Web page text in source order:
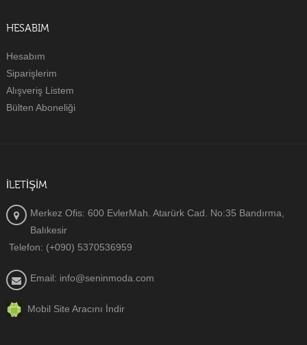
HESABIM
Hesabım
Siparişlerim
Alışveriş Listem
Bülten Aboneliği
İLETIŞIM
Merkez Ofis: 600 EvlerMah. Atarürk Cad. No:35 Bandırma,
Balıkesir
Telefon: (+090) 5370536959
Email: info@seninmoda.com
Mobil Site Aracını İndir